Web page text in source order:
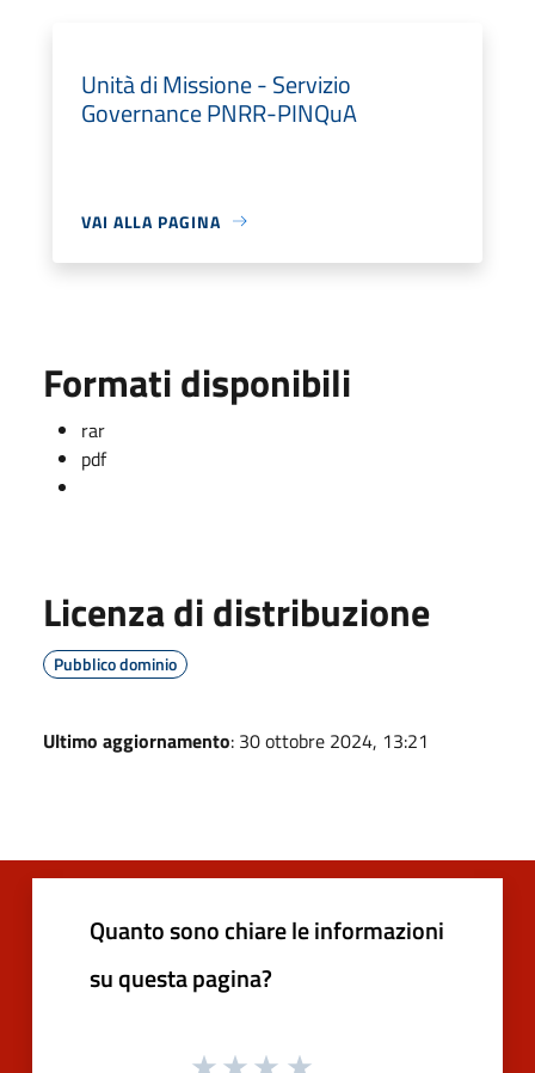
Unità di Missione - Servizio
Governance PNRR-PINQuA
VAI ALLA PAGINA
Formati disponibili
rar
pdf
Licenza di distribuzione
Pubblico dominio
Ultimo aggiornamento: 30 ottobre 2024, 13:21
Quanto sono chiare le informazioni
su questa pagina?